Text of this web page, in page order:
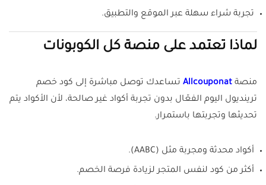
تجربة شراء سهلة عبر الموقع والتطبيق.
لماذا تعتمد على منصة كل الكوبونات
منصة Allcouponat تساعدك توصل مباشرة إلى كود خصم
ترينديول اليوم الفعّال بدون تجربة أكواد غير صالحة، لأن الأكواد يتم
تحديثها وتجربتها باستمرار.
أكواد محدثة ومجربة مثل (AABC).
أكثر من كود لنفس المتجر لزيادة فرصة الخصم.